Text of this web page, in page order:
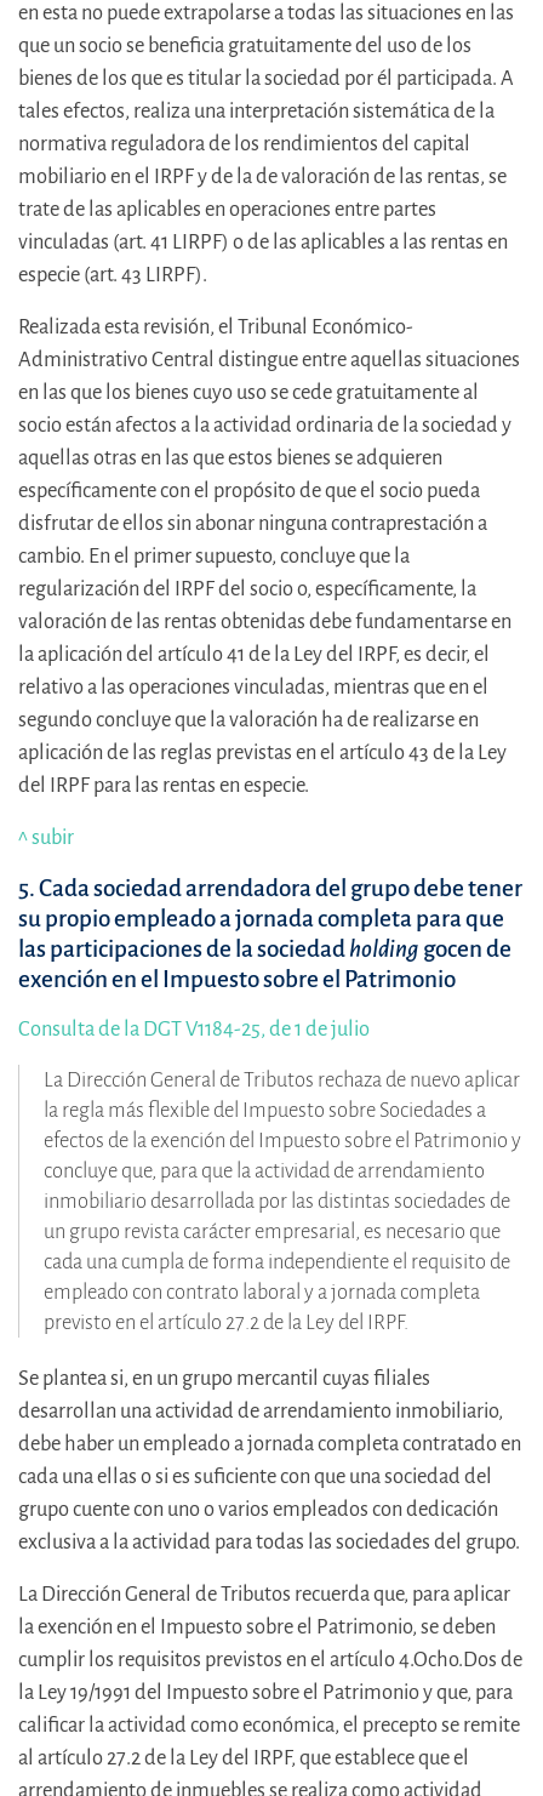
en esta no puede extrapolarse a todas las situaciones en las
que un socio se beneficia gratuitamente del uso de los
bienes de los que es titular la sociedad por él participada. A
tales efectos, realiza una interpretación sistemática de la
normativa reguladora de los rendimientos del capital
mobiliario en el IRPF y de la de valoración de las rentas, se
trate de las aplicables en operaciones entre partes
vinculadas (art. 41 LIRPF) o de las aplicables a las rentas en
especie (art. 43 LIRPF).
Realizada esta revisión, el Tribunal Económico-
Administrativo Central distingue entre aquellas situaciones
en las que los bienes cuyo uso se cede gratuitamente al
socio están afectos a la actividad ordinaria de la sociedad y
aquellas otras en las que estos bienes se adquieren
específicamente con el propósito de que el socio pueda
disfrutar de ellos sin abonar ninguna contraprestación a
cambio. En el primer supuesto, concluye que la
regularización del IRPF del socio o, específicamente, la
valoración de las rentas obtenidas debe fundamentarse en
la aplicación del artículo 41 de la Ley del IRPF, es decir, el
relativo a las operaciones vinculadas, mientras que en el
segundo concluye que la valoración ha de realizarse en
aplicación de las reglas previstas en el artículo 43 de la Ley
del IRPF para las rentas en especie.
^ subir
5. Cada sociedad arrendadora del grupo debe tener
su propio empleado a jornada completa para que
las participaciones de la sociedadholding gocen de
exención en el Impuesto sobre el Patrimonio
Consulta de la DGT V1184-25, de 1 de julio
La Dirección General de Tributos rechaza de nuevo aplicar
la regla más flexible del Impuesto sobre Sociedades a
efectos de la exención del Impuesto sobre el Patrimonio y
concluye que, para que la actividad de arrendamiento
inmobiliario desarrollada por las distintas sociedades de
un grupo revista carácter empresarial, es necesario que
cada una cumpla de forma independiente el requisito de
empleado con contrato laboral y a jornada completa
previsto en el artículo 27.2 de la Ley del IRPF.
Se plantea si, en un grupo mercantil cuyas filiales
desarrollan una actividad de arrendamiento inmobiliario,
debe haber un empleado a jornada completa contratado en
cada una ellas o si es suficiente con que una sociedad del
grupo cuente con uno o varios empleados con dedicación
exclusiva a la actividad para todas las sociedades del grupo.
La Dirección General de Tributos recuerda que, para aplicar
la exención en el Impuesto sobre el Patrimonio, se deben
cumplir los requisitos previstos en el artículo 4.Ocho.Dos de
la Ley 19/1991 del Impuesto sobre el Patrimonio y que, para
calificar la actividad como económica, el precepto se remite
al artículo 27.2 de la Ley del IRPF, que establece que el
arrendamiento de inmuebles se realiza como actividad